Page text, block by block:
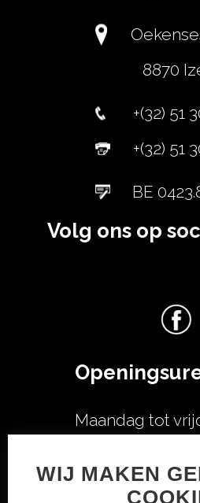
8870
+(32) 51
+(32) 51
BE
Volg ons op
Maandag tot
WIJ MAKEN